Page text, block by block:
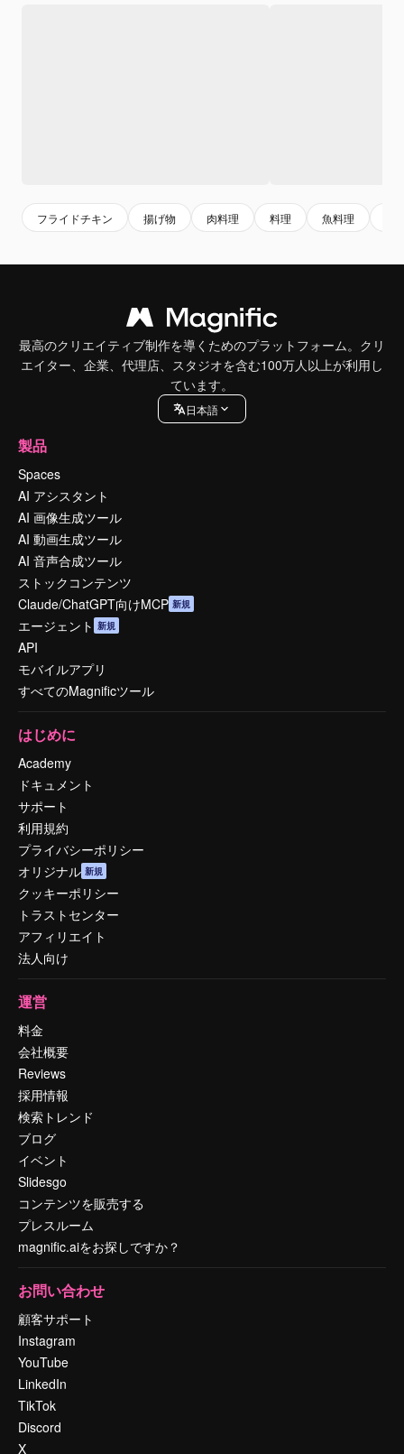
フライドチキン 揚げ物 肉料理 料理 魚料理
最高のクリエイティブ制作を導くためのプラットフォーム。クリ
エイター、企業、代理店、スタジオを含む100万人以上が利用し
ています。
日本語
製品
Spaces
AI アシスタント
AI 画像生成ツール
AI 動画生成ツール
AI 音声合成ツール
ストックコンテンツ
Claude/ChatGPT向けMCP 新規
エージェント 新規
API
モバイルアプリ
すべてのMagnificツール
はじめに
Academy
ドキュメント
サポート
利用規約
プライバシーポリシー
オリジナル 新規
クッキーポリシー
トラストセンター
アフィリエイト
法人向け
運営
料金
会社概要
Reviews
採用情報
検索トレンド
ブログ
イベント
Slidesgo
コンテンツを販売する
プレスルーム
magnific.aiをお探しですか？
お問い合わせ
顧客サポート
Instagram
YouTube
LinkedIn
TikTok
Discord
X